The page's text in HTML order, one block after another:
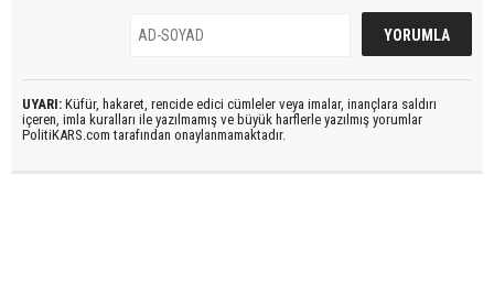
UYARI: Küfür, hakaret, rencide edici cümleler veya imalar, inançlara saldırı
içeren, imla kuralları ile yazılmamış ve büyük harflerle yazılmış yorumlar
PolitiKARS.com tarafından onaylanmamaktadır.